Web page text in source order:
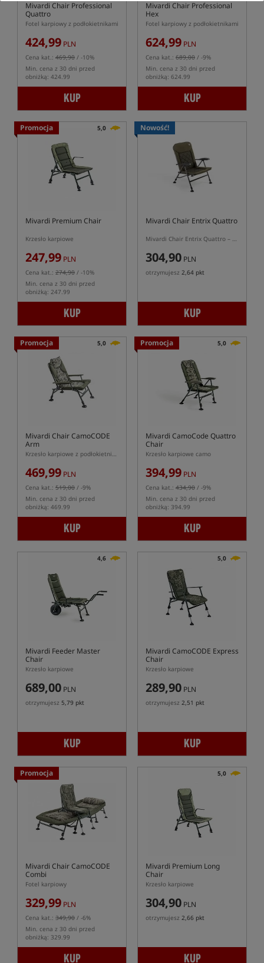
Mivardi Chair Professional
Quattro
Fotel karpiowy z podłokietnikami
424,99 PLN
Cena kat.: 469,90 / -10%
Min. cena z 30 dni przed
obniżką: 424.99
KUP
Mivardi Chair Professional
Hex
Fotel karpiowy z podłokietnikami
624,99 PLN
Cena kat.: 689,00 / -9%
Min. cena z 30 dni przed
obniżką: 624.99
KUP
Promocja 5,0
Mivardi Premium Chair
Krzesło karpiowe
247,99 PLN
Cena kat.: 274,90 / -10%
Min. cena z 30 dni przed
obniżką: 247.99
KUP
Nowość!
Mivardi Chair Entrix Quattro
Mivardi Chair Entrix Quattro – kompaktowe krzesło karpiowe z teleskopowymi nogami
304,90 PLN
otrzymujesz 2,64 pkt
KUP
Promocja 5,0
Mivardi Chair CamoCODE
Arm
Krzesło karpiowe z podłokietnikami
469,99 PLN
Cena kat.: 519,00 / -9%
Min. cena z 30 dni przed
obniżką: 469.99
KUP
Promocja 5,0
Mivardi CamoCode Quattro
Chair
Krzesło karpiowe camo
394,99 PLN
Cena kat.: 434,90 / -9%
Min. cena z 30 dni przed
obniżką: 394.99
KUP
4,6
Mivardi Feeder Master
Chair
Krzesło karpiowe
689,00 PLN
otrzymujesz 5,79 pkt
KUP
5,0
Mivardi CamoCODE Express
Chair
Krzesło karpiowe
289,90 PLN
otrzymujesz 2,51 pkt
KUP
Promocja
Mivardi Chair CamoCODE
Combi
Fotel karpiowy
329,99 PLN
Cena kat.: 349,90 / -6%
Min. cena z 30 dni przed
obniżką: 329.99
KUP
5,0
Mivardi Premium Long
Chair
Krzesło karpiowe
304,90 PLN
otrzymujesz 2,66 pkt
KUP